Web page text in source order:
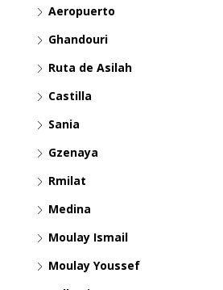
Aeropuerto
Ghandouri
Ruta de Asilah
Castilla
Sania
Gzenaya
Rmilat
Medina
Moulay Ismail
Moulay Youssef